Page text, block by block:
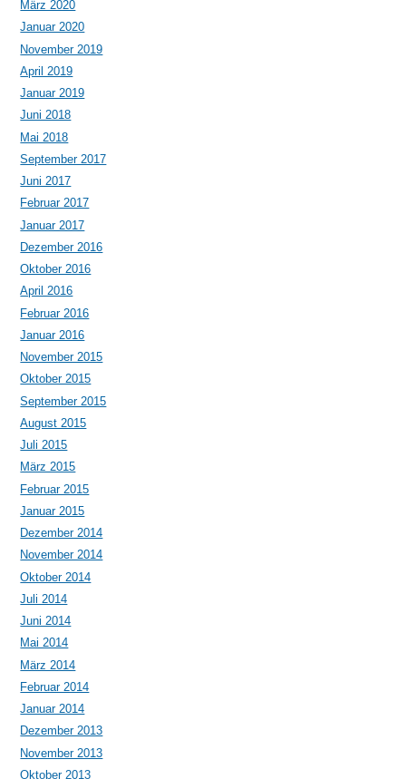
März 2020
Januar 2020
November 2019
April 2019
Januar 2019
Juni 2018
Mai 2018
September 2017
Juni 2017
Februar 2017
Januar 2017
Dezember 2016
Oktober 2016
April 2016
Februar 2016
Januar 2016
November 2015
Oktober 2015
September 2015
August 2015
Juli 2015
März 2015
Februar 2015
Januar 2015
Dezember 2014
November 2014
Oktober 2014
Juli 2014
Juni 2014
Mai 2014
März 2014
Februar 2014
Januar 2014
Dezember 2013
November 2013
Oktober 2013